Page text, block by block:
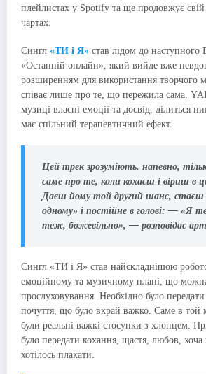
плейлистах у Spotify та ще продовжує свій
чартах.
Сингл «ТИ і Я» став лідом до
«Останній онлайн», який вийде вже
розширенням для використання творчого
співає лише про те, що пережила сама.
музиці власні емоції та досвід, ділиться
має спільний терапевтичний ефект.
Цей трек зрозуміють. напевно,
саме про те, коли кохаєш і віриш в
Даєш йому той другий шанс, стаєш
одному» і постійне в голові: — «Я
теж, божевільно», — розповідає
Сингл «ТИ і Я» став найскладнішою
емоційному та музичному плані, що
прослуховування. Необхідно було передати
почуття, що було вкрай важко. Саме в той
були реальні важкі стосунки з хлопцем.
було передати кохання, щастя, любов, хоча
хотілось плакати.